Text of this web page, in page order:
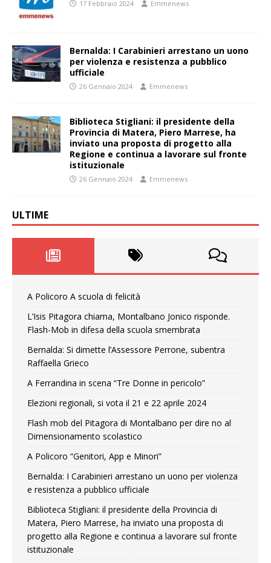
17 Febbraio 2024 Emmenews
Bernalda: I Carabinieri arrestano un uono
per violenza e resistenza a pubblico
ufficiale
26 Gennaio 2024 Emmenews
Biblioteca Stigliani: il presidente della
Provincia di Matera, Piero Marrese, ha
inviato una proposta di progetto alla
Regione e continua a lavorare sul fronte
istituzionale
26 Gennaio 2024 Emmenews
ULTIME
A Policoro A scuola di felicità
L’Isis Pitagora chiama, Montalbano Jonico risponde.
Flash-Mob in difesa della scuola smembrata
Bernalda: Si dimette l’Assessore Perrone, subentra
Raffaella Grieco
A Ferrandina in scena “Tre Donne in pericolo”
Elezioni regionali, si vota il 21 e 22 aprile 2024
Flash mob del Pitagora di Montalbano per dire no al
Dimensionamento scolastico
A Policoro “Genitori, App e Minori”
Bernalda: I Carabinieri arrestano un uono per violenza
e resistenza a pubblico ufficiale
Biblioteca Stigliani: il presidente della Provincia di
Matera, Piero Marrese, ha inviato una proposta di
progetto alla Regione e continua a lavorare sul fronte
istituzionale